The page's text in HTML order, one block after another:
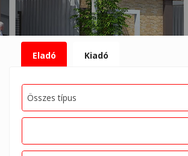
Eladó Kiadó
Összes típus